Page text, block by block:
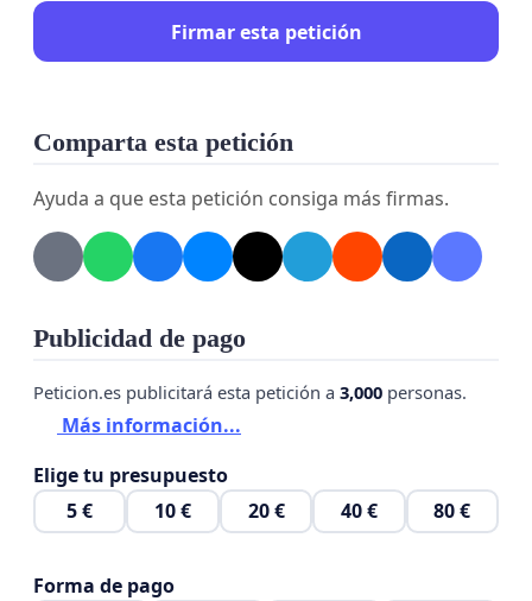
Firmar esta petición
Comparta esta petición
Ayuda a que esta petición consiga más firmas.
Publicidad de pago
Peticion.es publicitará esta petición a 3,000 personas.
Más información...
Elige tu presupuesto
5 €
10 € 20 € 40 € 80 €
Forma de pago